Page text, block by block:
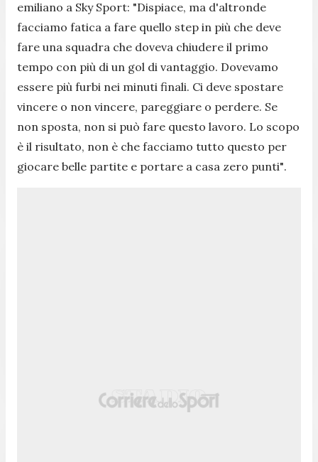
emiliano a Sky Sport: "Dispiace, ma d'altronde
facciamo fatica a fare quello step in più che deve
fare una squadra che doveva chiudere il primo
tempo con più di un gol di vantaggio. Dovevamo
essere più furbi nei minuti finali. Ci deve spostare
vincere o non vincere, pareggiare o perdere. Se
non sposta, non si può fare questo lavoro. Lo scopo
è il risultato, non è che facciamo tutto questo per
giocare belle partite e portare a casa zero punti".